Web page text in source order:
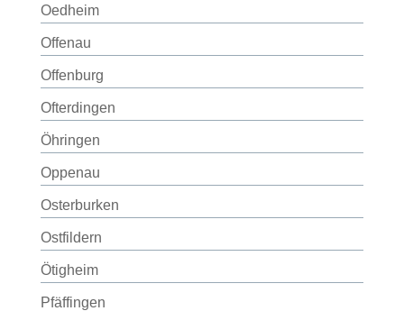
Oedheim
Offenau
Offenburg
Ofterdingen
Öhringen
Oppenau
Osterburken
Ostfildern
Ötigheim
Pfäffingen